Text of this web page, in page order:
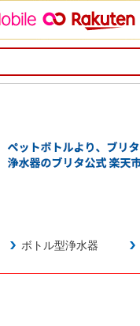
ボトル型浄水器